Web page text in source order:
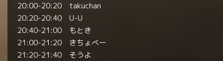
20:00-20:20 takuchan
20:20-20:40 U-U
20:40-21:00 もとき
21:00-21:20 きちょべー
21:20-21:40 そうよ